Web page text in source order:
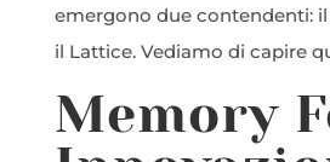
emergono due contendenti:
il Lattice. Vediamo di capire
Memory